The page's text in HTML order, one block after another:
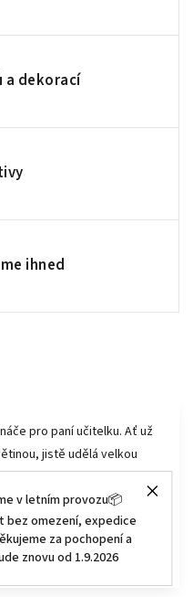
v letním provozu📦
bez omezení, expedice
za pochopení a
znovu od 1.9.2026
a dekorací
ihned
pro paní učitelku. Ať už
jistě udělá velkou